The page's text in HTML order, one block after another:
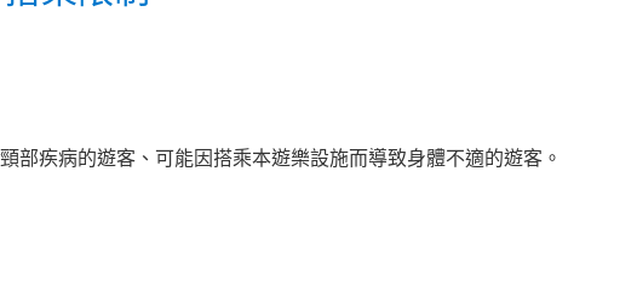
部疾病的遊客、可能因搭乘本遊樂設施而導致身體不適的遊客。